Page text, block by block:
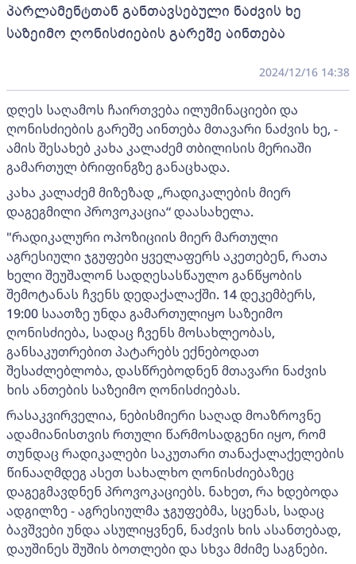
პარლამენტთან განთავსებული ნაძვის ხე
საზეიმო ღონისძიების გარეშე აინთება
2024/12/16 14:38
დღეს საღამოს ჩაირთვება ილუმინაციები და
ღონისძიების გარეშე აინთება მთავარი ნაძვის ხე, -
ამის შესახებ კახა კალაძემ თბილისის მერიაში
გამართულ ბრიფინგზე განაცხადა.
კახა კალაძემ მიზეზად „რადიკალების მიერ
დაგეგმილი პროვოკაცია“ დაასახელა.
"რადიკალური ოპოზიციის მიერ მართული
აგრესიული ჯგუფები ყველაფერს აკეთებენ, რათა
ხელი შეუშალონ სადღესასწაულო განწყობის
შემოტანას ჩვენს დედაქალაქში. 14 დეკემბერს,
19:00 საათზე უნდა გამართულიყო საზეიმო
ღონისძიება, სადაც ჩვენს მოსახლეობას,
განსაკუთრებით პატარებს ექნებოდათ
შესაძლებლობა, დასწრებოდნენ მთავარი ნაძვის
ხის ანთების საზეიმო ღონისძიებას.
რასაკვირველია, ნებისმიერი საღად მოაზროვნე
ადამიანისთვის რთული წარმოსადგენი იყო, რომ
თუნდაც რადიკალები საკუთარი თანაქალაქელების
წინააღმდეგ ასეთ სახალხო ღონისძიებაზეც
დაგეგმავდნენ პროვოკაციებს. ნახეთ, რა ხდებოდა
ადგილზე - აგრესიულმა ჯგუფებმა, სცენას, სადაც
ბავშვები უნდა ასულიყვნენ, ნაძვის ხის ასანთებად,
დაუშინეს შუშის ბოთლები და სხვა მძიმე საგნები.